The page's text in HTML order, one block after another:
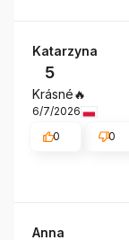
Katarzyna
5
Krásné🔥
6/7/2026
0
0
Anna